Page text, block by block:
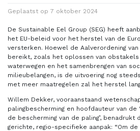
Geplaatst op 7 oktober 2024
De Sustainable Eel Group (SEG) heeft
het EU-beleid voor het herstel van de
versterken. Hoewel de Aalverordening
bereikt, zoals het oplossen van obstakels
waterwegen en het samenbrengen van
milieubelangen, is de uitvoering nog
met meer maatregelen zal het herstel
Willem Dekker, vooraanstaand
palingbescherming en hoofdauteur van de
de bescherming van de paling’, benadrukt
gerichte, regio-specifieke aanpak: “Om